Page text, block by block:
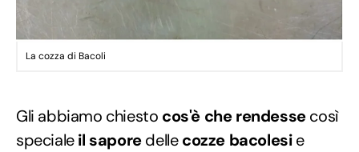
La cozza di Bacoli
Gli abbiamo chiesto cos'è che rendessecosì
specialeil saporedellecozze bacolesie